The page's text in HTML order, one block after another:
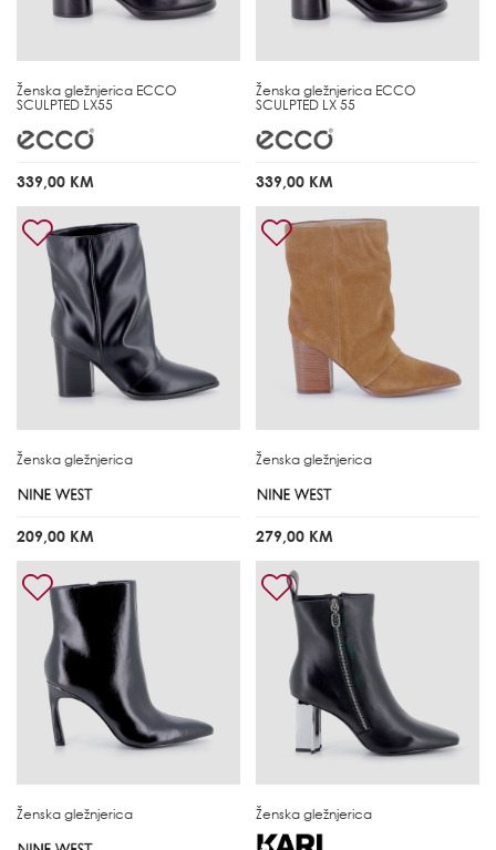
Ženska gležnjerica ECCO
SCULPTED LX55
339,00 KM
Ženska gležnjerica ECCO
SCULPTED LX 55
339,00 KM
Ženska gležnjerica
209,00 KM
Ženska gležnjerica
279,00 KM
Ženska gležnjerica Ženska gležnjerica